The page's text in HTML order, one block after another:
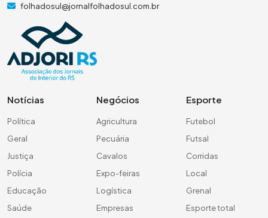
folhadosul@jornalfolhadosul.com.br
Notícias
Política
Geral
Justiça
Polícia
Educação
Saúde
Negócios
Agricultura
Pecuária
Cavalos
Expo-feiras
Logística
Empresas
Esporte
Futebol
Futsal
Corridas
Local
Grenal
Esporte total